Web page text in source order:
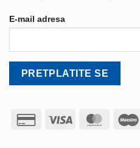
E-mail adresa
Credit
Visa